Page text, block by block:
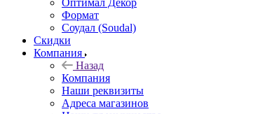
Оптимал Декор
Формат
Соудал (Soudal)
Скидки
Компания
Назад
Компания
Наши реквизиты
Адреса магазинов